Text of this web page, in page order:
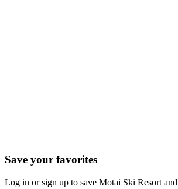
Save your favorites
Log in or sign up to save Motai Ski Resort